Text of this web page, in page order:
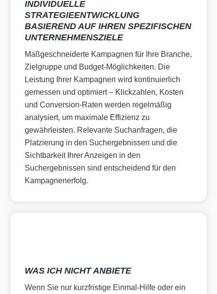
INDIVIDUELLE
STRATEGIEENTWICKLUNG
BASIEREND AUF IHREN SPEZIFISCHEN
UNTERNEHMENSZIELE
Maßgeschneiderte Kampagnen für Ihre Branche,
Zielgruppe und Budget-Möglichkeiten. Die
Leistung Ihrer Kampagnen wird kontinuierlich
gemessen und optimiert – Klickzahlen, Kosten
und Conversion-Raten werden regelmäßig
analysiert, um maximale Effizienz zu
gewährleisten. Relevante Suchanfragen, die
Platzierung in den Suchergebnissen und die
Sichtbarkeit Ihrer Anzeigen in den
Suchergebnissen sind entscheidend für den
Kampagnenerfolg.
WAS ICH NICHT ANBIETE
Wenn Sie nur kurzfristige Einmal-Hilfe oder ein